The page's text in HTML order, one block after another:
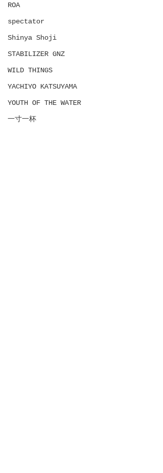
ROA
spectator
Shinya Shoji
STABILIZER GNZ
WILD THINGS
YACHIYO KATSUYAMA
YOUTH OF THE WATER
一寸一杯